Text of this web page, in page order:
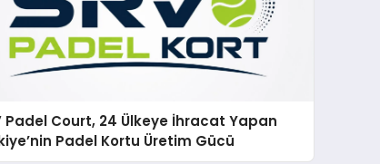
Padel Court, 24 Ülkeye İhracat Yapan
Padel Kortu Üretim Gücü